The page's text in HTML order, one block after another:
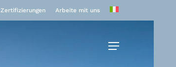
Zertifizierungen Arbeite mit uns
Menu